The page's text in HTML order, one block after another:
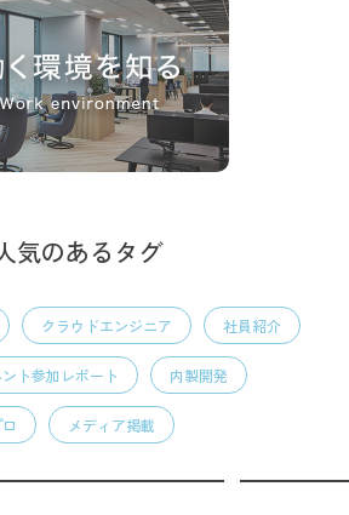
気のあるタグ
クラウドエンジニア 社員紹介
ト参加レポート 内製開発
メディア掲載